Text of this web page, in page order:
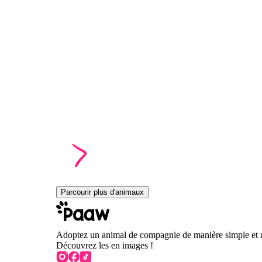
Parcourir plus d'animaux
Adoptez un animal de compagnie de manière simple et
Découvrez les en images !